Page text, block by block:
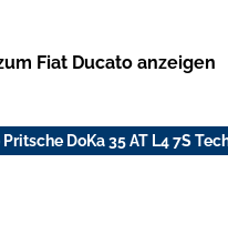
Fiat Ducato anzeigen
DoKa 35 AT L4 7S